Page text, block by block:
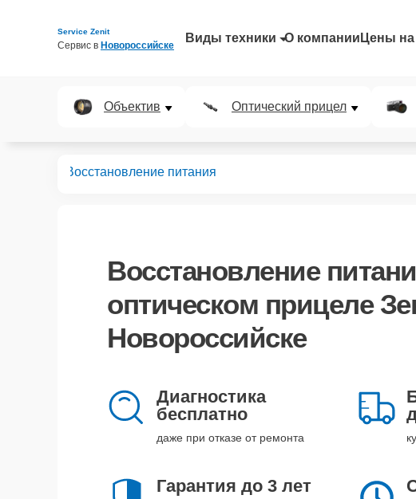
Service Zenit
Сервис в Новороссийске
Виды техники О компании Цены
Объектив Оптический прицел
Восстановление питания
Восстановление
оптическом прицеле
Новороссийске
Диагностика
бесплатно
даже при отказе от ремонта
Гарантия до 3 лет